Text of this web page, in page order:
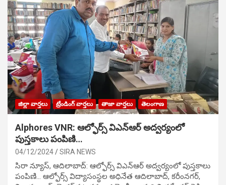
జిల్లా వార్తలు ట్రేండింగ్ వార్తలు తాజా వార్తలు తెలంగాణ
Alphores VNR: ఆల్ఫోర్స్ విఎన్ఆర్ అద్వర్యంలో
పుస్తకాలు పంపిణి…
04/12/2024 SIRA NEWS
సిరా న్యూస్, ఆదిలాబాద్: ఆల్ఫోర్స్ విఎన్ఆర్ అద్వర్యంలో పుస్తకాలు
పంపిణి… ఆల్ఫోర్స్ విద్యాసంస్థల అధినేత ఆదిలాబాద్, కరీంనగర్,